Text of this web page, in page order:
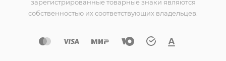
зарегистрированные товарные знаки являются
собственностью их соответствующих владельцев.